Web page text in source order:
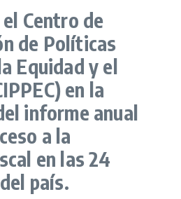
Centro de
de Políticas
Equidad y el
en la
informe anual
a la
en las 24
país.